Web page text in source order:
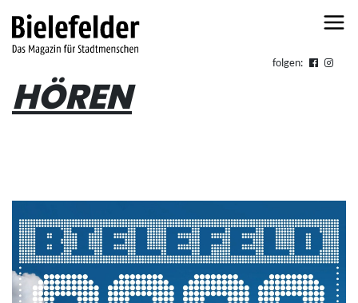
folgen:
HÖREN